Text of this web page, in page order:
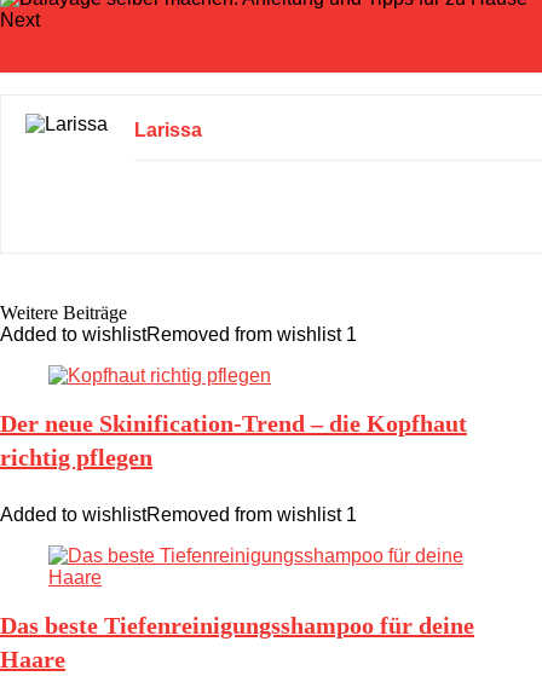
Next
Larissa
Weitere Beiträge
Added to wishlistRemoved from wishlist 1
Der neue Skinification-Trend – die Kopfhaut
richtig pflegen
Added to wishlistRemoved from wishlist 1
Das beste Tiefenreinigungsshampoo für deine
Haare